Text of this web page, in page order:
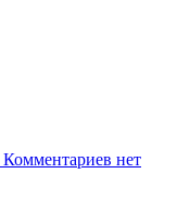
Комментариев нет